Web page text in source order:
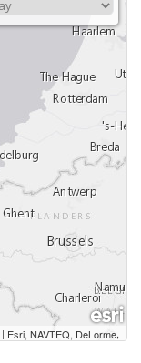
| Esri, NAVTEQ, DeLorme,